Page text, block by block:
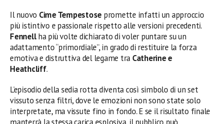
Il nuovo Cime Tempestose promette infatti un approccio
più istintivo e passionale rispetto alle versioni precedenti.
Fennellha più volte dichiarato di voler puntare su un
adattamento “primordiale”, in grado di restituire la forza
emotiva e distruttiva del legame tra Catherine e
Heathcliff.
L’episodio della sedia rotta diventa così simbolo di un set
vissuto senza filtri, dove le emozioni non sono state solo
interpretate, ma vissute fino in fondo. E se il risultato finale